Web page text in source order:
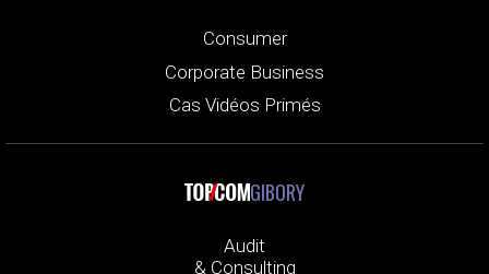
Consumer
Corporate Business
Cas Vidéos Primés
GIBORY
Audit
& Consulting